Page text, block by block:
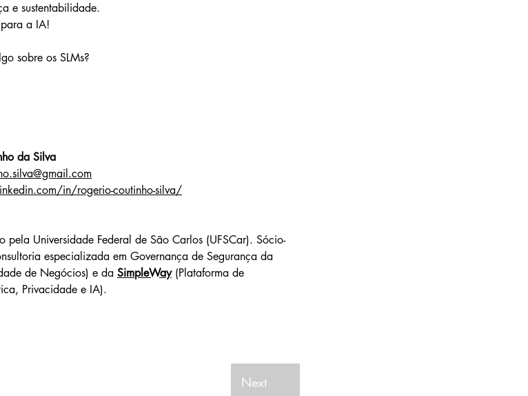
e sustentabilidade.
para a IA!
sobre os SLMs?
da Silva
in/rogerio-coutinho-silva/
pela Universidade Federal de São Carlos (UFSCar). Sócio-
especializada em Governança de Segurança da
de Negócios) e da SimpleWay (Plataforma de
Privacidade e IA).
Next